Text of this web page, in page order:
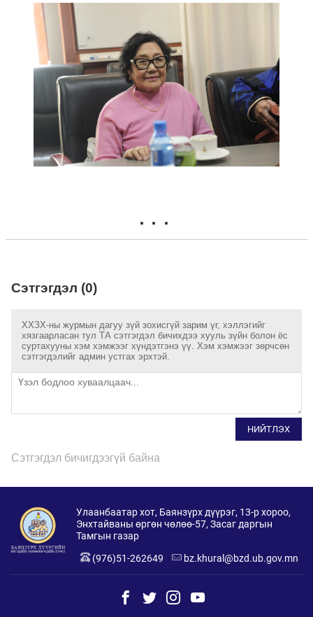
Сэтгэгдэл (0)
ХХЗХ-ны журмын дагуу зүй зохисгүй зарим үг, хэллэгийг
хязгаарласан тул ТА сэтгэгдэл бичихдээ хууль зүйн болон ёс
суртахууны хэм хэмжээг хүндэтгэнэ үү. Хэм хэмжээг зөрчсөн
сэтгэгдэлийг админ устгах эрхтэй.
НИЙТЛЭХ
Сэтгэгдэл бичигдээгүй байна
Улаанбаатар хот, Баянзүрх дүүрэг, 13-р хороо,
Энхтайваны өргөн чөлөө-57, Засаг даргын
Тамгын газар
(976)51-262649
bz.khural@bzd.ub.gov.mn